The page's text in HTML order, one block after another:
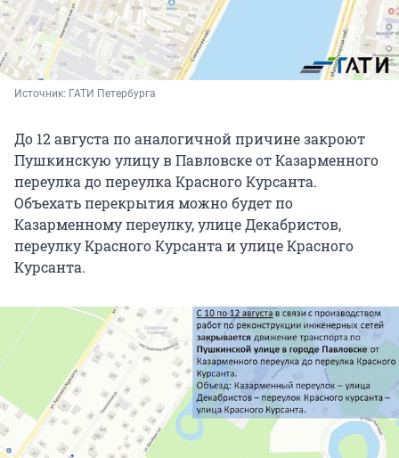
Источник: ГАТИ Петербурга
До 12 августа по аналогичной причине закроют
Пушкинскую улицу в Павловске от Казарменного
переулка до переулка Красного Курсанта.
Объехать перекрытия можно будет по
Казарменному переулку, улице Декабристов,
переулку Красного Курсанта и улице Красного
Курсанта.